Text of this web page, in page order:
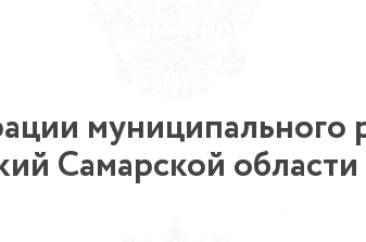
муниципального
Самарской области